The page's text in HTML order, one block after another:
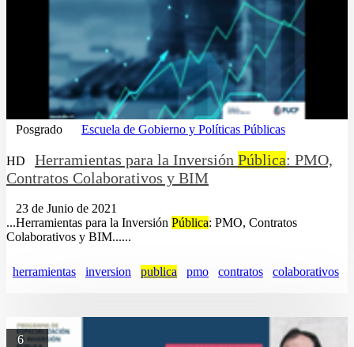
Posgrado Escuela de Gobierno y Políticas Públicas
HD Herramientas para la Inversión Pública: PMO,
Contratos Colaborativos y BIM
23 de Junio de 2021
...Herramientas para la Inversión Pública: PMO, Contratos
Colaborativos y BIM......
herramientas inversion publica pmo contratos colaborativos
6